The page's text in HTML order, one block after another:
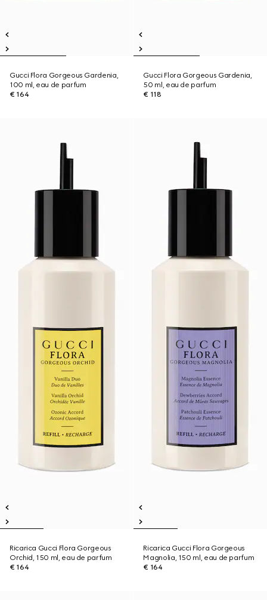
Gucci Flora Gorgeous Gardenia,
100 ml, eau de parfum
€ 164
Gucci Flora Gorgeous Gardenia,
50 ml, eau de parfum
€ 118
Ricarica Gucci Flora Gorgeous
Orchid, 150 ml, eau de parfum
€ 164
Ricarica Gucci Flora Gorgeous
Magnolia, 150 ml, eau de parfum
€ 164